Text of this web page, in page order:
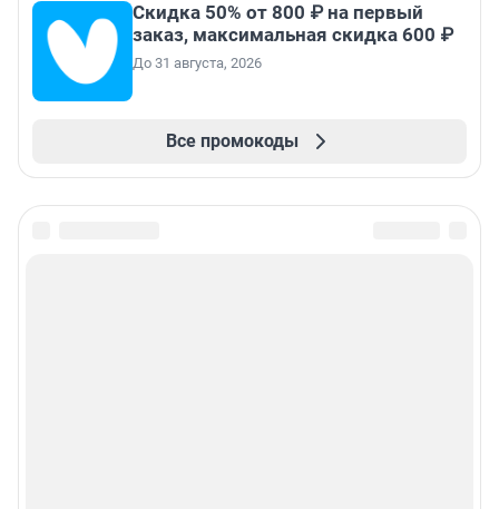
Скидка 50% от 800 ₽ на первый
заказ, максимальная скидка 600 ₽
До 31 августа, 2026
Все промокоды